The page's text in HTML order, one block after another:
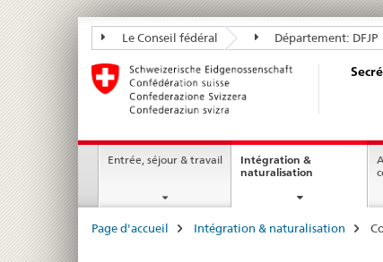
Secrétariat
d’Etat
aux
migrations
SEM
Le Conseil fédéral Département: DFJP
Navigation
Entrée, séjour & travail
Intégration &
naturalisation
Breadcrumb
Page d'accueil Intégration & naturalisation